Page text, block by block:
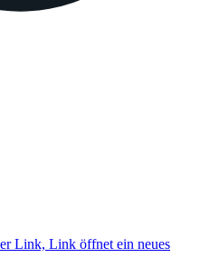
Link, Link öffnet ein neues